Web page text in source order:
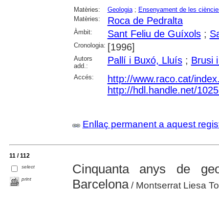
Matèries: Geologia; Ensenyament de les
Matèries:
Roca de Pedralta
Àmbit: Sant Feliu de Guíxols;
Cronologia: [1996]
Autors
add.:
Pallí i Buxó, Lluís; Brusi
Accés:
http://www.raco.cat/
http://hdl.handle.net/
Enllaç permanent a aquest
11 / 112
select
print
Cinquanta anys de
Barcelona/ Montserrat Liesa